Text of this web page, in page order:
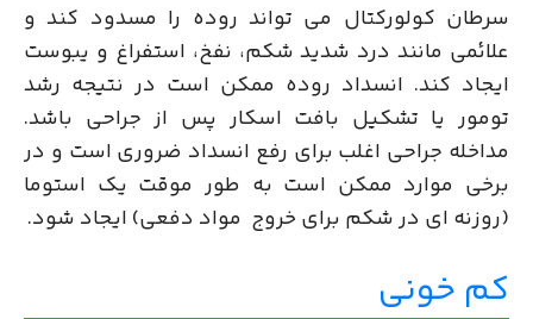
سرطان کولورکتال می تواند روده را مسدود کند و
علائمی مانند درد شدید شکم، نفخ، استفراغ و یبوست
ایجاد کند. انسداد روده ممکن است در نتیجه رشد
تومور یا تشکیل بافت اسکار پس از جراحی باشد.
مداخله جراحی اغلب برای رفع انسداد ضروری است و در
برخی موارد ممکن است به طور موقت یک استوما
(روزنه ای در شکم برای خروج مواد دفعی) ایجاد شود.
کم خونی